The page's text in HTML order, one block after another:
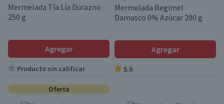
Mermelada Tía Lía Durazno
250 g
Agregar
Producto sin calificar
Mermelada Regimel
Damasco 0% Azúcar 200 g
Agregar
5.0
Oferta